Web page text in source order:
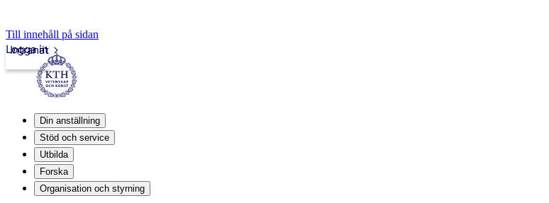
Till innehåll på sidan
Intranät
Logga in
Din anställning
Stöd och service
Utbilda
Forska
Organisation och styrning